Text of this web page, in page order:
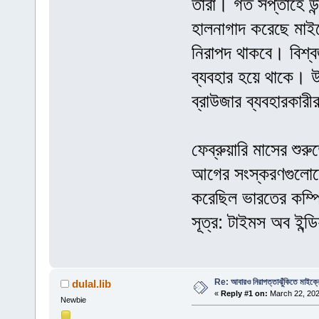
তারা। গত সপ্তাহে
হালনাগাদ করেছে
নিরাপদ থাকবে।
ব্যবহার হয়ে থাকে।
ব্রাউজার
ফেব্রুয়ারি মাসের
আগের
করেছিল ভারতের
সূত্র: টাইমস অব
dulal.lib
Newbie
Re: আবারও নিরাপত্তাঝুঁকিতে
« Reply #1 on: March 22,